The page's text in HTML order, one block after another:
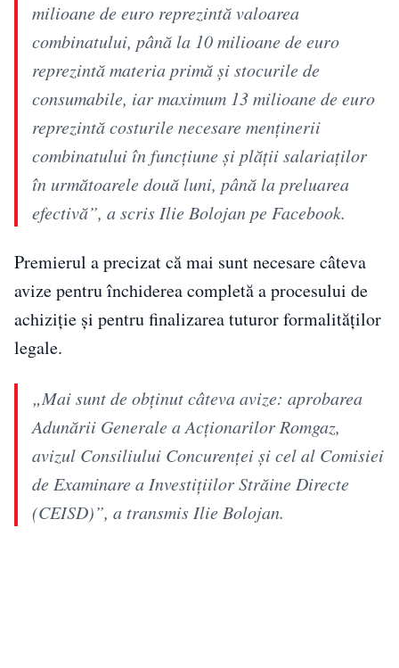
milioane de euro reprezintă valoarea
combinatului, până la 10 milioane de euro
reprezintă materia primă și stocurile de
consumabile, iar maximum 13 milioane de euro
reprezintă costurile necesare menținerii
combinatului în funcțiune și plății salariaților
în următoarele două luni, până la preluarea
efectivă”, a scris Ilie Bolojan pe Facebook.
Premierul a precizat că mai sunt necesare câteva
avize pentru închiderea completă a procesului de
achiziție și pentru finalizarea tuturor formalităților
legale.
„Mai sunt de obținut câteva avize: aprobarea
Adunării Generale a Acționarilor Romgaz,
avizul Consiliului Concurenței și cel al Comisiei
de Examinare a Investițiilor Străine Directe
(CEISD)”, a transmis Ilie Bolojan.